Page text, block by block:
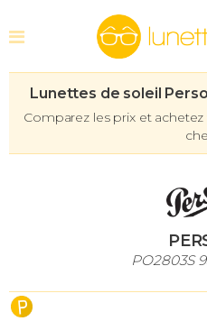
Lunettes de soleil
Comparez les prix et achetez
PO2803S